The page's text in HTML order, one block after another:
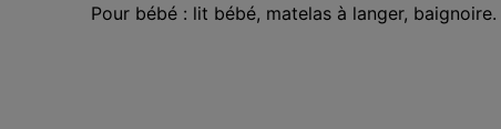
Pour bébé : lit bébé, matelas à langer, baignoire.